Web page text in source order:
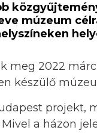
múzeum
meg 2022
készülő
projekt,
a házon